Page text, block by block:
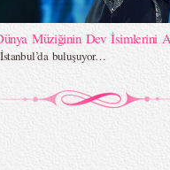
Müziğinin Dev İsimlerini
buluşuyor…